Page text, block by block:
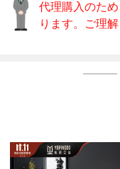
代理購入のた
ります。ご理解